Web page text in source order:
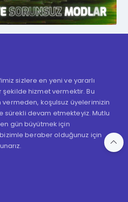
sizlere en yeni ve yararlı
hizmet vermektir. Bu
koşulsuz üyelerimizin
sürekli devam etmekteyiz. Mutlu
gün büyütmek için
beraber olduğunuz için